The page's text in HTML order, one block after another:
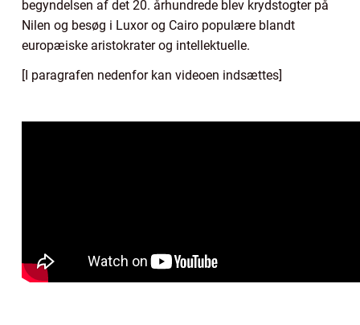
begyndelsen af det 20. århundrede blev krydstogter på
Nilen og besøg i Luxor og Cairo populære blandt
europæiske aristokrater og intellektuelle.
[I paragrafen nedenfor kan videoen indsættes]